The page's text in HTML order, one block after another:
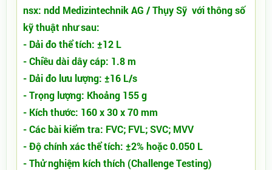
nsx: ndd Medizintechnik AG / Thụy Sỹ với thông số
kỹ thuật như sau:
- Dải đo thể tích: ±12 L
- Chiều dài dây cáp: 1.8 m
- Dải đo lưu lượng: ±16 L/s
- Trọng lượng: Khoảng 155 g
- Kích thước: 160 x 30 x 70 mm
- Các bài kiểm tra: FVC; FVL; SVC; MVV
- Độ chính xác thể tích: ±2% hoặc 0.050 L
- Thử nghiệm kích thích (Challenge Testing)